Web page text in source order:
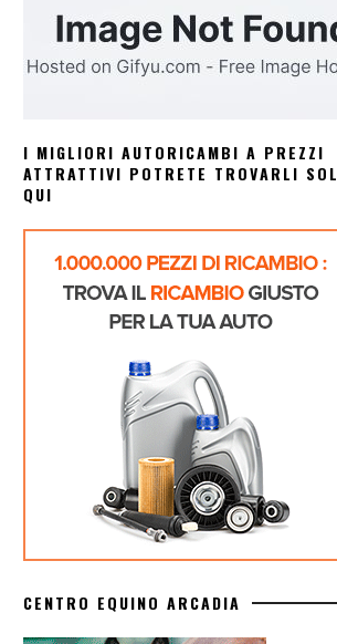
I MIGLIORI AUTORICAMBI A PREZZI
ATTRATTIVI POTRETE TROVARLI
QUI
CENTRO EQUINO ARCADIA